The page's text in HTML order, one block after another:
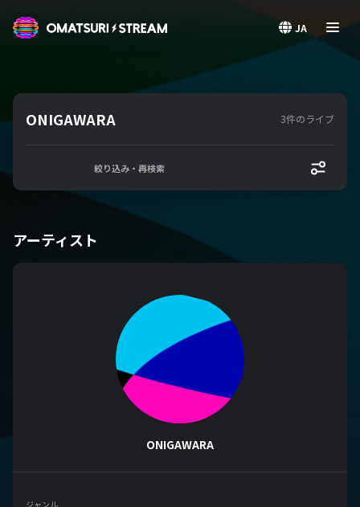
JA
ONIGAWARA 3件のライブ
絞り込み・再検索
アーティスト
ONIGAWARA
ジャンル